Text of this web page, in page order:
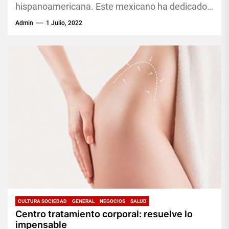
hispanoamericana. Este mexicano ha dedicado
su vida entera a fundar...
Admin 1 Julio, 2022
CULTURA SOCIEDAD GENERAL NEGOCIOS SALUD
Centro tratamiento corporal: resuelve lo
impensable